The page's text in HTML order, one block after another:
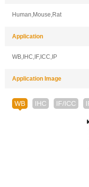
Human,Mouse,Rat
Application
WB,IHC,IF,ICC,IP
Application Image
WB IHC IF/ICC